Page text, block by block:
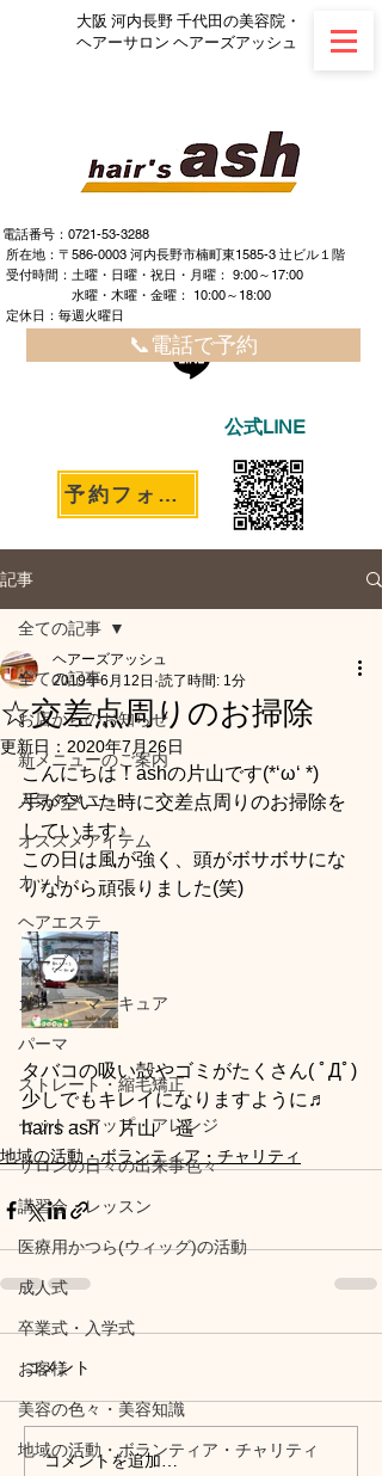
大阪 河内長野 千代田の美容院・
ヘアーサロン ヘアーズアッシュ
電話番号：0721-53-3288
所在地：〒586-0003 河内長野市楠町東1585-3 辻ビル１階
​ ​受付時間：土曜・日曜・祝日・月曜： 9:00～17:00
水曜・木曜・金曜： 10:00～18:00
定休日：毎週火曜日
📞電話で予約
公式LINE
予約フォームへ
記事
全ての記事
お店からのお知らせ
新メニューのご案内
人気のメニュー
オススメアイテム
カット
ヘアエステ
マーブ
カラー・マニキュア
パーマ
ストレート・縮毛矯正
セット・アップ・アレンジ
サロンの日々の出来事色々
講習会・レッスン
医療用かつら(ウィッグ)の活動
成人式
卒業式・入学式
お客様
美容の色々・美容知識
地域の活動・ボランティア・チャリティ
全ての記事
☆交差点周りのお掃除
ヘアーズアッシュ
2019年6月12日 読了時間: 1分
更新日： 2020年7月26日
こんにちは！ashの片山です(*‘ω‘ *)
手が空いた時に交差点周りのお掃除を
しています♪
この日は風が強く、頭がボサボサにな
りながら頑張りました(笑)
タバコの吸い殻やゴミがたくさん( ﾟДﾟ)
少しでもキレイになりますように♬
hairs ash　片山　遥
地域の活動・ボランティア・チャリティ
コメント
コメントを追加…